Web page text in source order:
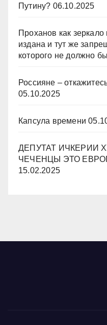
Путину? 06.10.2025
Проханов как
издана и тут же
которого не должно
Россияне –
05.10.2025
Капсула времени
ДЕПУТАТ ИЧКЕРИИ
ЧЕЧЕНЦЫ ЭТО
15.02.2025